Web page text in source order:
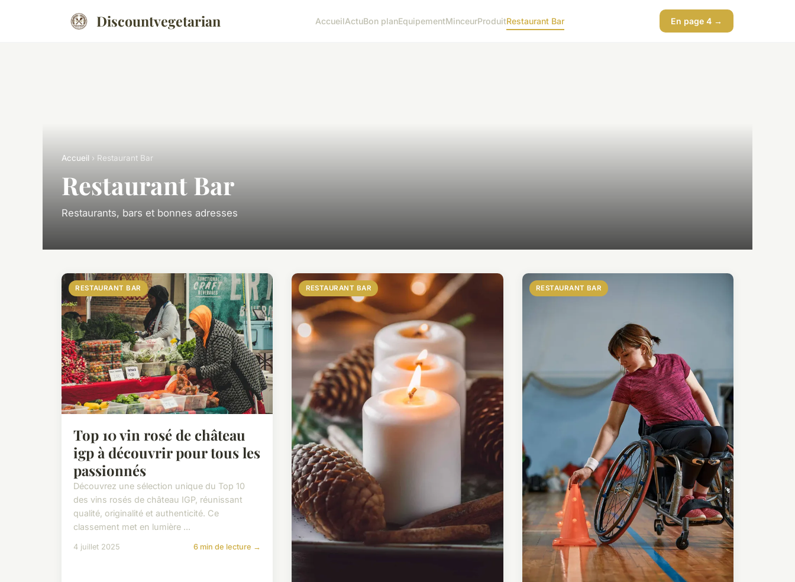
Discountvegetarian AccueilActuBon planEquipementMinceurProduitRestaurant Bar En page 4 →
Accueil › Restaurant Bar
Restaurant Bar
Restaurants, bars et bonnes adresses
RESTAURANT BAR
Top 10 vin rosé de château
igp à découvrir pour tous les
passionnés
Découvrez une sélection unique du Top 10
des vins rosés de château IGP, réunissant
qualité, originalité et authenticité. Ce
classement met en lumière ...
4 juillet 2025 6 min de lecture →
RESTAURANT BAR RESTAURANT BAR